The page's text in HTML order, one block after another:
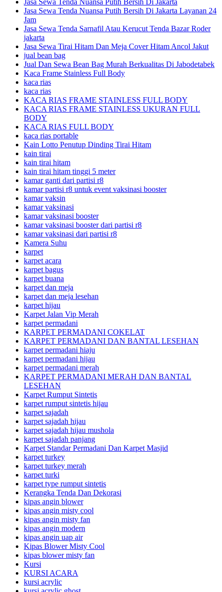
Jasa Sewa Tenda Nuansa Putih Bersih Di Jakarta
Jasa Sewa Tenda Nuansa Putih Bersih Di Jakarta Layanan 24
Jam
Jasa Sewa Tenda Sarnafil Atau Kerucut Tenda Bazar Roder
jakarta
Jasa Sewa Tirai Hitam Dan Meja Cover Hitam Ancol Jakut
jual bean bag
Jual Dan Sewa Bean Bag Murah Berkualitas Di Jabodetabek
Kaca Frame Stainless Full Body
kaca rias
kaca rias
KACA RIAS FRAME STAINLESS FULL BODY
KACA RIAS FRAME STAINLESS UKURAN FULL
BODY
KACA RIAS FULL BODY
kaca rias portable
Kain Lotto Penutup Dinding Tirai Hitam
kain tirai
kain tirai hitam
kain tirai hitam tinggi 5 meter
kamar ganti dari partisi r8
kamar partisi r8 untuk event vaksinasi booster
kamar vaksin
kamar vaksinasi
kamar vaksinasi booster
kamar vaksinasi booster dari partisi r8
kamar vaksinasi dari partisi r8
Kamera Suhu
karpet
karpet acara
karpet bagus
karpet buana
karpet dan meja
karpet dan meja lesehan
karpet hijau
Karpet Jalan Vip Merah
karpet permadani
KARPET PERMADANI COKELAT
KARPET PERMADANI DAN BANTAL LESEHAN
karpet permadani hiaju
karpet permadani hijau
karpet permadani merah
KARPET PERMADANI MERAH DAN BANTAL
LESEHAN
Karpet Rumput Sintetis
karpet rumput sintetis hijau
karpet sajadah
karpet sajadah hijau
karpet sajadah hijau mushola
karpet sajadah panjang
Karpet Standar Permadani Dan Karpet Masjid
karpet turkey
karpet turkey merah
karpet turki
karpet type rumput sintetis
Kerangka Tenda Dan Dekorasi
kipas angin blower
kipas angin misty cool
kipas angin misty fan
kipas angin modern
kipas angin uap air
Kipas Blower Misty Cool
kipas blower misty fan
Kursi
KURSI ACARA
kursi acrylic